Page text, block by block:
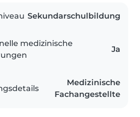
Sekundarschulbildung
medizinische
Ja
Medizinische
Fachangestellte